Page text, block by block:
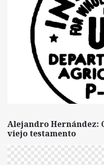
Alejandro Hernández:
viejo testamento